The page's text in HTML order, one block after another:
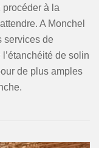
procéder à la
A Monchel
services de
de solin
de plus amples